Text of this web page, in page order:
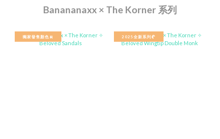
Banananaxx × The Korner 系列
獨家發售顏色🍌 2025全新系列🥐